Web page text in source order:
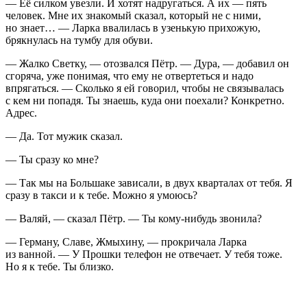
— Её силком увезли. И хотят надругаться. А их — пять
человек. Мне их знакомый сказал, который не с ними,
но знает… — Ларка ввалилась в узенькую прихожую,
брякнулась на тумбу для обуви.
— Жалко Светку, — отозвался Пётр. — Дура, — добавил он
сгоряча, уже понимая, что ему не отвертеться и надо
впрягаться. — Сколько я ей говорил, чтобы не связывалась
с кем ни попадя. Ты знаешь, куда они поехали? Конкретно.
Адрес.
— Да. Тот мужик сказал.
— Ты сразу ко мне?
— Так мы на Большаке зависали, в двух кварталах от тебя. Я
сразу в такси и к тебе. Можно я умоюсь?
— Валяй, — сказал Пётр. — Ты кому-нибудь звонила?
— Герману, Славе, Жмыхину, — прокричала Ларка
из ванной. — У Прошки телефон не отвечает. У тебя тоже.
Но я к тебе. Ты близко.